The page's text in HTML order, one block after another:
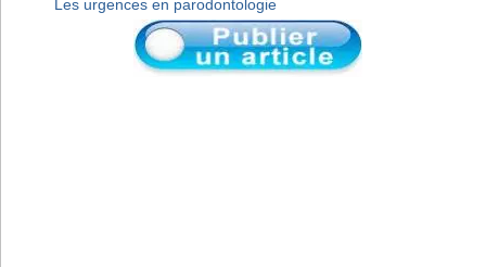
Les urgences en parodontologie